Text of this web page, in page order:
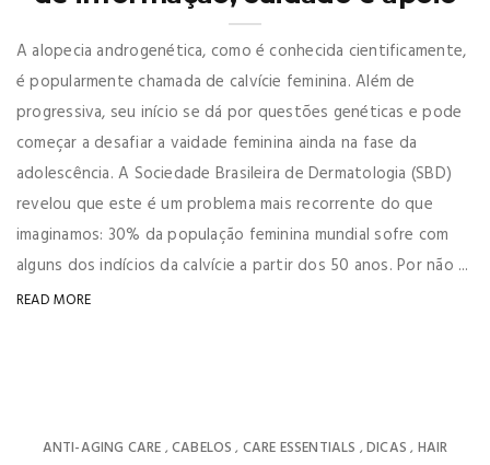
A alopecia androgenética, como é conhecida cientificamente,
é popularmente chamada de calvície feminina. Além de
progressiva, seu início se dá por questões genéticas e pode
começar a desafiar a vaidade feminina ainda na fase da
adolescência. A Sociedade Brasileira de Dermatologia (SBD)
revelou que este é um problema mais recorrente do que
imaginamos: 30% da população feminina mundial sofre com
alguns dos indícios da calvície a partir dos 50 anos. Por não ...
READ MORE
ANTI-AGING CARE ,CABELOS , CARE ESSENTIALS ,DICAS , HAIR